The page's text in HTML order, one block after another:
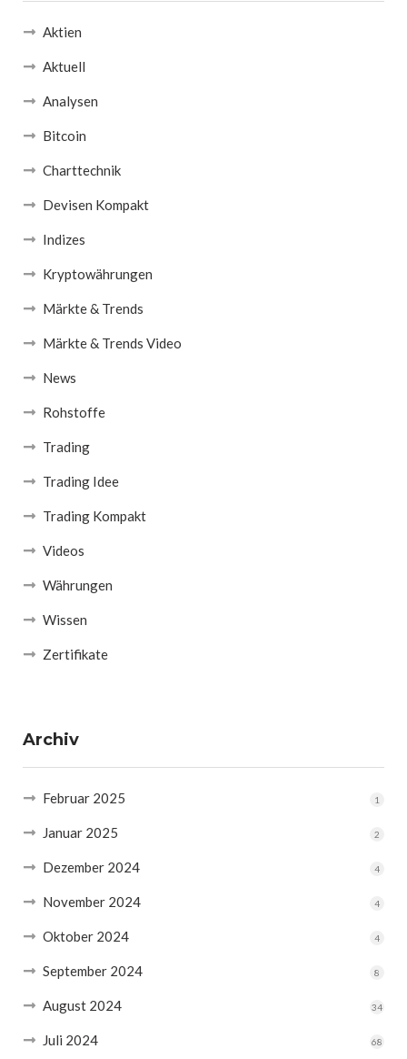
Aktien
Aktuell
Analysen
Bitcoin
Charttechnik
Devisen Kompakt
Indizes
Kryptowährungen
Märkte & Trends
Märkte & Trends Video
News
Rohstoffe
Trading
Trading Idee
Trading Kompakt
Videos
Währungen
Wissen
Zertifikate
Archiv
Februar 2025 1
Januar 2025 2
Dezember 2024 4
November 2024 4
Oktober 2024 4
September 2024 8
August 2024 34
Juli 2024 68